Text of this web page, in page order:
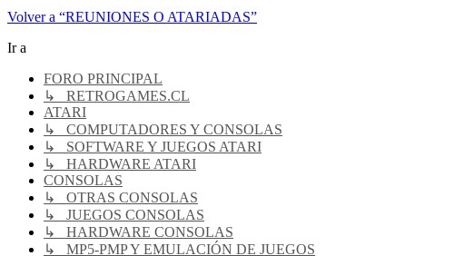
Volver a “REUNIONES O ATARIADAS”
Ir a
FORO PRINCIPAL
↳ RETROGAMES.CL
ATARI
↳ COMPUTADORES Y CONSOLAS
↳ SOFTWARE Y JUEGOS ATARI
↳ HARDWARE ATARI
CONSOLAS
↳ OTRAS CONSOLAS
↳ JUEGOS CONSOLAS
↳ HARDWARE CONSOLAS
↳ MP5-PMP Y EMULACIÓN DE JUEGOS